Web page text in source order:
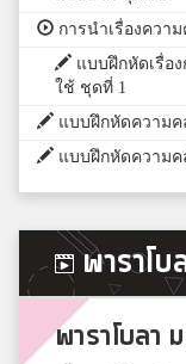
การนำเรื่องควา
แบบฝึกหัดเรื่อ
ใช้ ชุดที่ 1
แบบฝึกหัดความค
แบบฝึกหัดความค
พาราโ
พาราโบลา